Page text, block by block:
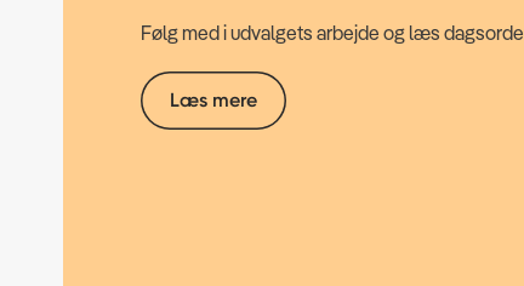
Følg med i udvalgets arbejde og læs
Læs mere